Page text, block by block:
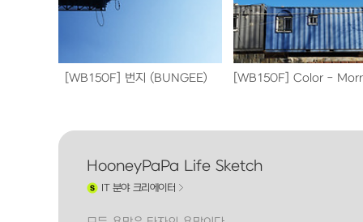
[WB150F] 번지 (BUNGEE)
HooneyPaPa Life Sketch
IT분야 크리에이터